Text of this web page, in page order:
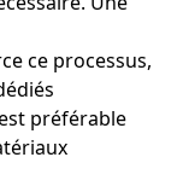
ce processus,
préférable